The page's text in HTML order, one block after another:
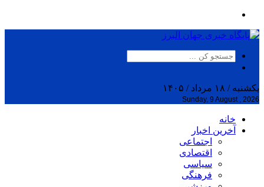
یکشنبه / ۱۸ مرداد / ۱۴۰۵
Sunday, 9 August , 2026
خانه
آخرین اخبار
اجتماعی
اقتصادی
سیاسی
فرهنگی